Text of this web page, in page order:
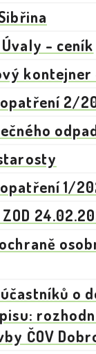
- ceník
kontejner
2/
1/
o
ČOV